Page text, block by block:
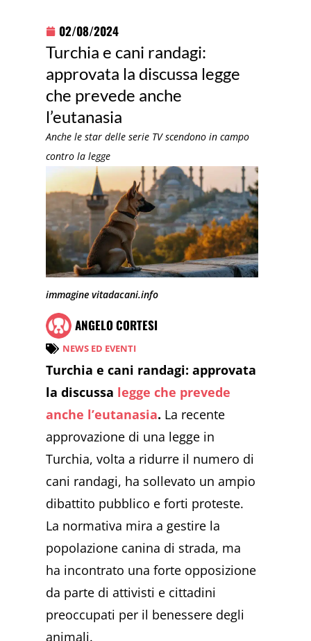
02/08/2024
Turchia e cani randagi:
approvata la discussa legge
che prevede anche
l’eutanasia
Anche le star delle serie TV scendono in campo
contro la legge
immagine vitadacani.info
ANGELO CORTESI
NEWS ED EVENTI
Turchia e cani randagi: approvata
la discussa legge che prevede
anche l’eutanasia. La recente
approvazione di una legge in
Turchia, volta a ridurre il numero di
cani randagi, ha sollevato un ampio
dibattito pubblico e forti proteste.
La normativa mira a gestire la
popolazione canina di strada, ma
ha incontrato una forte opposizione
da parte di attivisti e cittadini
preoccupati per il benessere degli
animali.